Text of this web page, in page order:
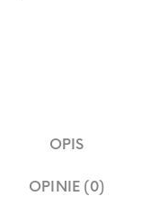
OPIS
OPINIE (0)